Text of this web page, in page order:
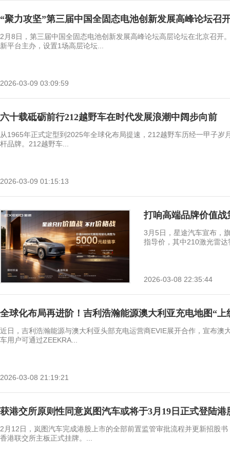
“聚力攻坚”第三届中国全固态电池创新发展高峰论坛召
2月8日，第三届中国全固态电池创新发展高峰论坛高层论坛在北京召开
新平台主办，设置1场高层论坛...
2026-03-09 03:09:59
六十载砥砺前行212越野车在时代发展浪潮中阔步向前
从1965年正式定型到2025年全球化布局提速，212越野车历经一甲子岁
杆品牌。212越野车...
2026-03-09 01:15:13
打响高端品牌价值战
3月5日，星途汽车宣布，
指导价，其中210激光雷达
2026-03-08 22:35:44
全球化布局再进阶！吉利浩瀚能源澳大利亚充电地图“上
近日，吉利浩瀚能源与澳大利亚头部充电运营商EVIE展开合作，宣布澳
车用户可通过ZEEKRA...
2026-03-08 21:19:21
获港交所原则性同意岚图汽车或将于3月19日正式登陆港
2月12日，岚图汽车完成港股上市的全部前置监管审批流程并更新招股
香港联交所主板正式挂牌。...